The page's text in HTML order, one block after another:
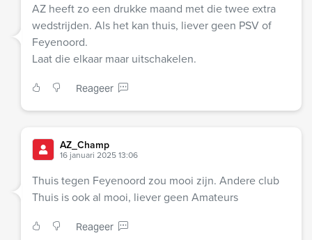
AZ heeft zo een drukke maand met die twee extra
wedstrijden. Als het kan thuis, liever geen PSV of
Feyenoord.
Laat die elkaar maar uitschakelen.
Reageer
AZ_Champ
16 januari 2025 13:06
Thuis tegen Feyenoord zou mooi zijn. Andere club
Thuis is ook al mooi, liever geen Amateurs
Reageer